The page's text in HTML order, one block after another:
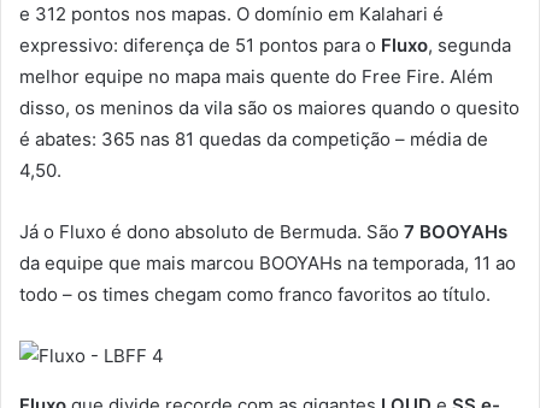
e 312 pontos nos mapas. O domínio em Kalahari é
expressivo: diferença de 51 pontos para o Fluxo, segunda
melhor equipe no mapa mais quente do Free Fire. Além
disso, os meninos da vila são os maiores quando o quesito
é abates: 365 nas 81 quedas da competição – média de
4,50.
Já o Fluxo é dono absoluto de Bermuda. São 7 BOOYAHs
da equipe que mais marcou BOOYAHs na temporada, 11 ao
todo – os times chegam como franco favoritos ao título.